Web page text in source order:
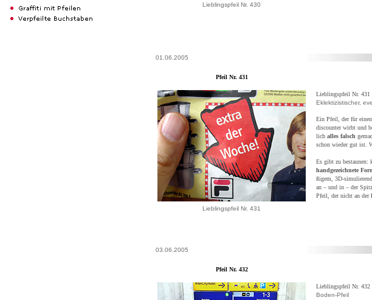
Lieblingspfeil Nr. 430
01.06.2005
Pfeil Nr. 431
Lieblingspfeil Nr. 431
Lieblingspfeil Nr. 431
Eklektizistischer,
Ein Pfeil, der für
discounter wirbt und
lich alles falsch
schon wieder gut ist.
Es gibt zu bestaunen:
handgezeichnete
ßigem, 3D-
an – und in – der
Pfeil, der nicht an der
03.06.2005
Pfeil Nr. 432
Lieblingspfeil Nr. 432
Boden-Pfeil